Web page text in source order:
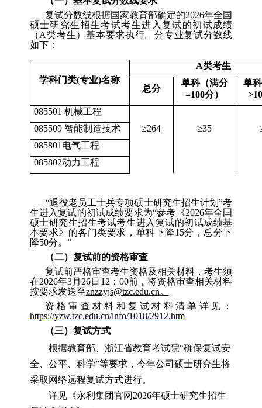
复试分数线根据国家教育部确定的2026年全国
硕士研究生招生考试考生进入复试的初试成绩
（A类考生）基本要求执行。分专业复试分数线
如下 ：
学科门类(专业)名称
A类考生
总分
单科（满分
=100分）
单
085501 机械工程
≥264 ≥35
085509 智能制造技术
085801 电气工程
085802动力工程
“退役老员工士兵专项硕士研究生招生计划”考
生进入复试的初试成绩要求为“参考《2026年全国
硕士研究生招生考试考生进入复试的初试成绩基
本要求》的各门类要求，单科下降15分，总分下
降50分。 ”
（二） 复试前的资格审查
复试前严格审查考生资格及相关材料，考生须
在2026年3月 26日 12 ： 00前，将资格审查相关材料
按要求发送至znzzyjs@tzc.edu.cn。
资格审查材料和复试材料清单详见：
https://yzw.tzc.edu.cn/info/1018/2912.htm
（三） 复试方式
根据教育部、浙江省教育考试院“确保复试安
全、公平、科学”等要求，今年公司硕士研究生将
采取网络远程复试方式进行。
详见《永利集团官网 2026年硕士研究生招生